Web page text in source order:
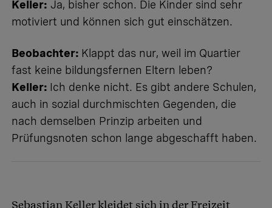
Keller: Ja, bisher schon. Die Kinder sind sehr
motiviert und können sich gut einschätzen.
Beobachter: Klappt das nur, weil im Quartier
fast keine bildungsfernen Eltern leben?
Keller: Ich denke nicht. Es gibt andere Schulen,
auch in sozial durchmischten Gegenden, die
nach demselben Prinzip arbeiten und
Prüfungsnoten schon lange abgeschafft haben.
Sebastian Keller kleidet sich in der Freizeit